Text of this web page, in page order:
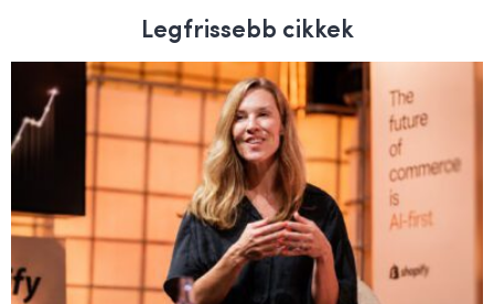
Legfrissebb cikkek